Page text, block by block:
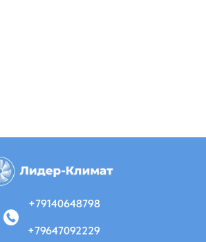
+79140648798
+79647092229